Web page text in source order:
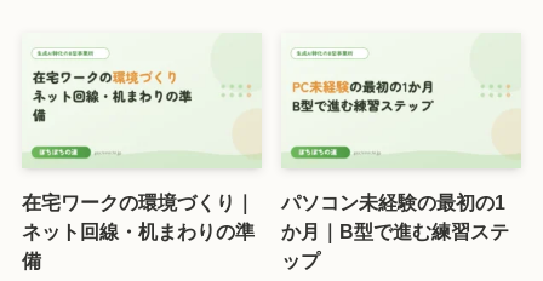
在宅ワークの環境づくり｜
ネット回線・机まわりの準
備
パソコン未経験の最初の1
か月｜B型で進む練習ステ
ップ